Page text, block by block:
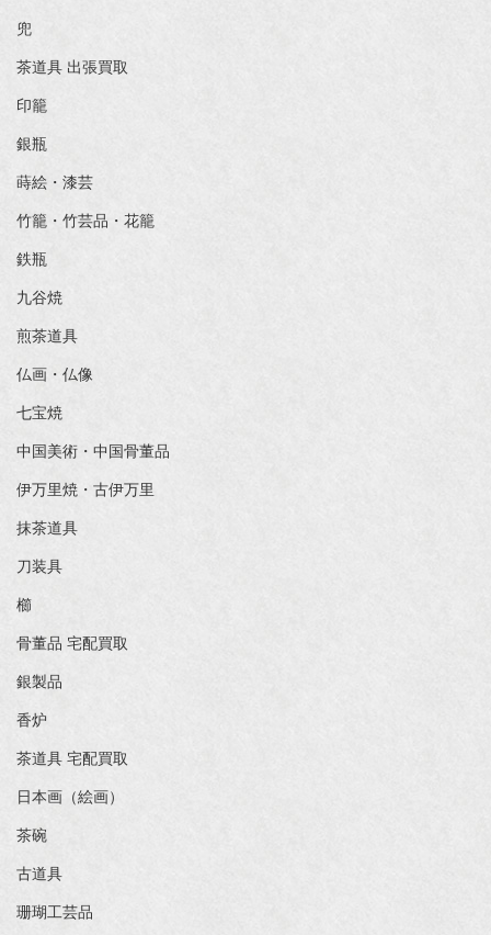
兜
茶道具 出張買取
印籠
銀瓶
蒔絵・漆芸
竹籠・竹芸品・花籠
鉄瓶
九谷焼
煎茶道具
仏画・仏像
七宝焼
中国美術・中国骨董品
伊万里焼・古伊万里
抹茶道具
刀装具
櫛
骨董品 宅配買取
銀製品
香炉
茶道具 宅配買取
日本画（絵画）
茶碗
古道具
珊瑚工芸品